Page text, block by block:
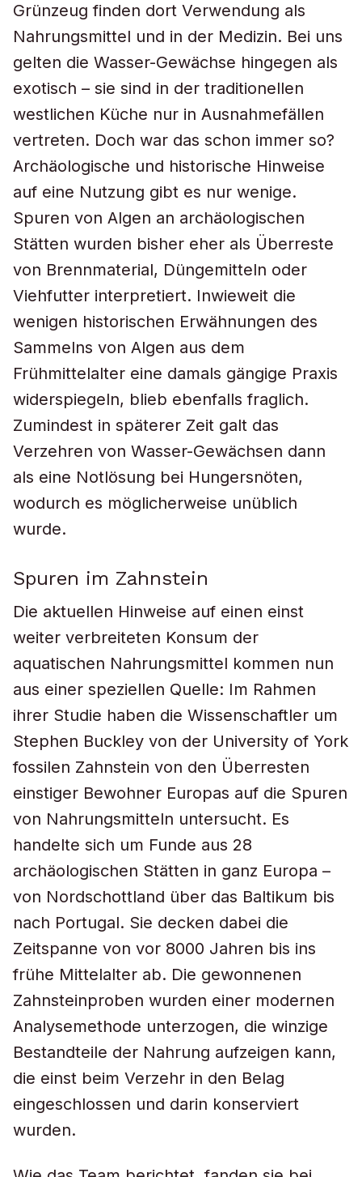
Grünzeug finden dort Verwendung als
Nahrungsmittel und in der Medizin. Bei uns
gelten die Wasser-Gewächse hingegen als
exotisch – sie sind in der traditionellen
westlichen Küche nur in Ausnahmefällen
vertreten. Doch war das schon immer so?
Archäologische und historische Hinweise
auf eine Nutzung gibt es nur wenige.
Spuren von Algen an archäologischen
Stätten wurden bisher eher als Überreste
von Brennmaterial, Düngemitteln oder
Viehfutter interpretiert. Inwieweit die
wenigen historischen Erwähnungen des
Sammelns von Algen aus dem
Frühmittelalter eine damals gängige Praxis
widerspiegeln, blieb ebenfalls fraglich.
Zumindest in späterer Zeit galt das
Verzehren von Wasser-Gewächsen dann
als eine Notlösung bei Hungersnöten,
wodurch es möglicherweise unüblich
wurde.
Spuren im Zahnstein
Die aktuellen Hinweise auf einen einst
weiter verbreiteten Konsum der
aquatischen Nahrungsmittel kommen nun
aus einer speziellen Quelle: Im Rahmen
ihrer Studie haben die Wissenschaftler um
Stephen Buckley von der University of York
fossilen Zahnstein von den Überresten
einstiger Bewohner Europas auf die Spuren
von Nahrungsmitteln untersucht. Es
handelte sich um Funde aus 28
archäologischen Stätten in ganz Europa –
von Nordschottland über das Baltikum bis
nach Portugal. Sie decken dabei die
Zeitspanne von vor 8000 Jahren bis ins
frühe Mittelalter ab. Die gewonnenen
Zahnsteinproben wurden einer modernen
Analysemethode unterzogen, die winzige
Bestandteile der Nahrung aufzeigen kann,
die einst beim Verzehr in den Belag
eingeschlossen und darin konserviert
wurden.